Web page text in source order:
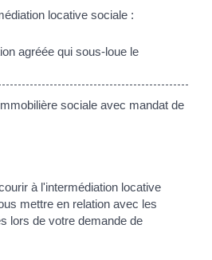
locative sociale :
agréée qui sous-loue le
sociale avec mandat de
à l'intermédiation locative
mettre en relation avec les
lors de votre demande de